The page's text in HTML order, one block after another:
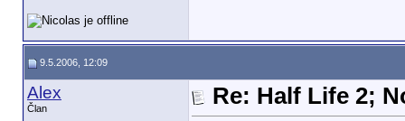
9.5.2006, 12:09
Alex
Član
Re: Half Life 2;